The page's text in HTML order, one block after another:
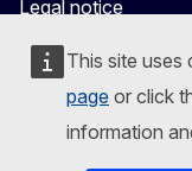
This site uses
page or click
information
Legal notice